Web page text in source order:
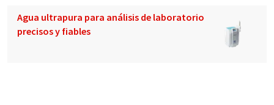
Agua ultrapura para análisis de laboratorio
precisos y fiables